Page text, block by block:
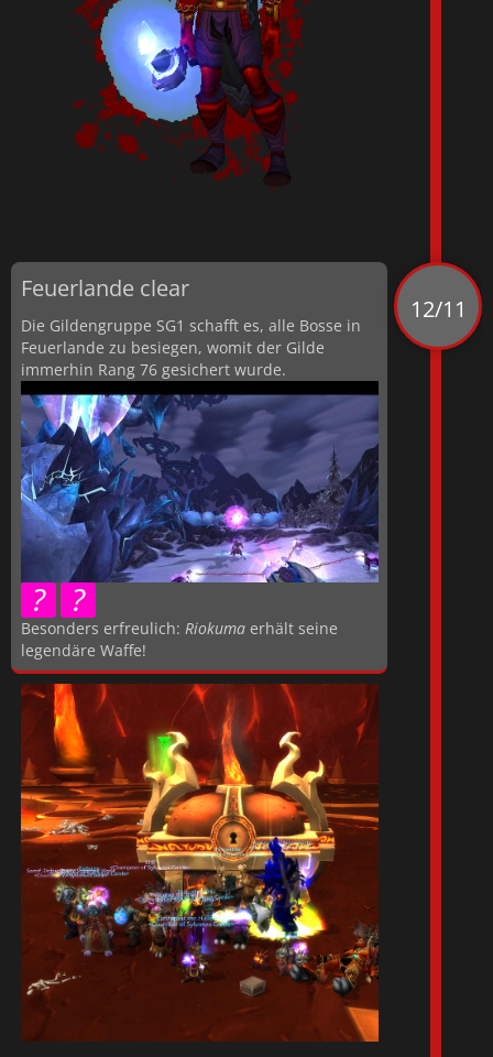
Feuerlande clear
Die Gildengruppe SG1 schafft es, alle Bosse in
Feuerlande zu besiegen, womit der Gilde
immerhin Rang 76 gesichert wurde.
Caption goes here
Besonders erfreulich: Riokumaerhält seine
legendäre Waffe!
12/11